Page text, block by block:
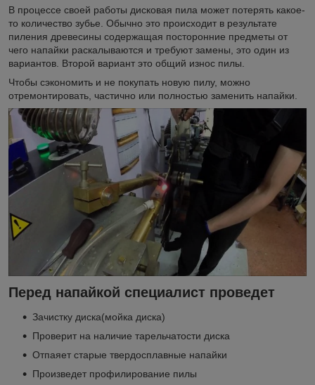
В процессе своей работы дисковая пила может потерять какое-
то количество зубье. Обычно это происходит в результате
пиления древесины содержащая посторонние предметы от
чего напайки раскалываются и требуют замены, это один из
вариантов. Второй вариант это общий износ пилы.
Чтобы сэкономить и не покупать новую пилу, можно
отремонтировать, частично или полностью заменить напайки.
Перед напайкой специалист проведет
Зачистку диска(мойка диска)
Проверит на наличие тарельчатости диска
Отпаяет старые твердосплавные напайки
Произведет профилирование пилы